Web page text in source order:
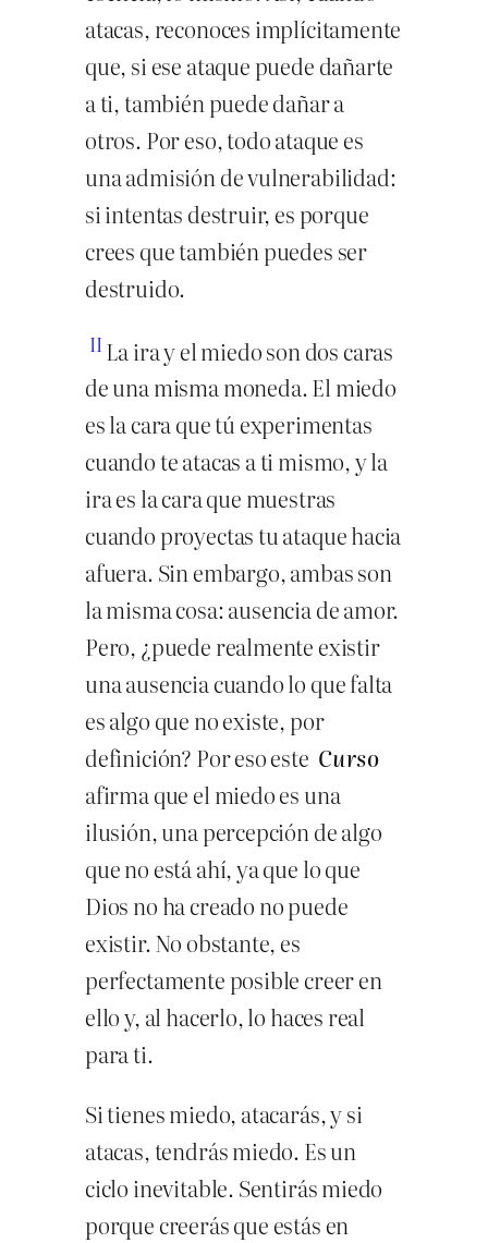
atacas, reconoces implícitamente
que, si ese ataque puede dañarte
a ti, también puede dañar a
otros. Por eso, todo ataque es
una admisión de vulnerabilidad:
si intentas destruir, es porque
crees que también puedes ser
destruido.
II La ira y el miedo son dos caras
de una misma moneda. El miedo
es la cara que tú experimentas
cuando te atacas a ti mismo, y la
ira es la cara que muestras
cuando proyectas tu ataque hacia
afuera. Sin embargo, ambas son
la misma cosa: ausencia de amor.
Pero, ¿puede realmente existir
una ausencia cuando lo que falta
es algo que no existe, por
definición? Por eso este Curso
afirma que el miedo es una
ilusión, una percepción de algo
que no está ahí, ya que lo que
Dios no ha creado no puede
existir. No obstante, es
perfectamente posible creer en
ello y, al hacerlo, lo haces real
para ti.
Si tienes miedo, atacarás, y si
atacas, tendrás miedo. Es un
ciclo inevitable. Sentirás miedo
porque creerás que estás en